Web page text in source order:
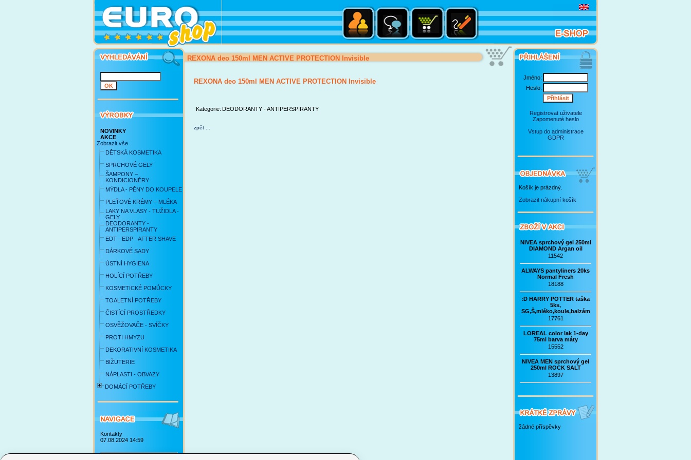
NOVINKY
AKCE
Zobrazit vše
DĚTSKÁ KOSMETIKA
SPRCHOVÉ GELY
ŠAMPONY –
KONDICIONÉRY
MÝDLA - PĚNY DO KOUPELE
PLEŤOVÉ KRÉMY – MLÉKA
LAKY NA VLASY - TUŽIDLA -
GELY
DEODORANTY -
ANTIPERSPIRANTY
EDT - EDP - AFTER SHAVE
DÁRKOVÉ SADY
ÚSTNÍ HYGIENA
HOLÍCÍ POTŘEBY
KOSMETICKÉ POMŮCKY
TOALETNÍ POTŘEBY
ČISTÍCÍ PROSTŘEDKY
OSVĚŽOVAČE - SVÍČKY
PROTI HMYZU
DEKORATIVNÍ KOSMETIKA
BIŽUTERIE
NÁPLASTI - OBVAZY
DOMÁCÍ POTŘEBY
Kontakty
07.08.2024 14:59
REXONA deo 150ml MEN ACTIVE PROTECTION Invisible
REXONA deo 150ml MEN ACTIVE PROTECTION Invisible
Kategorie: DEODORANTY - ANTIPERSPIRANTY
zpět ...
Jméno:
Heslo:
Registrovat uživatele
Zapomenuté heslo
Vstup do administrace
GDPR
Košík je prázdný.
Zobrazit nákupní košík
NIVEA sprchový gel 250ml
DIAMOND Argan oil
11542
ALWAYS pantyliners 20ks
Normal Fresh
18188
:D HARRY POTTER taška
5ks,
SG,Š,mléko,koule,balzám
17761
LOREAL color lak 1-day
75ml barva máty
15552
NIVEA MEN sprchový gel
250ml ROCK SALT
13897
žádné příspěvky